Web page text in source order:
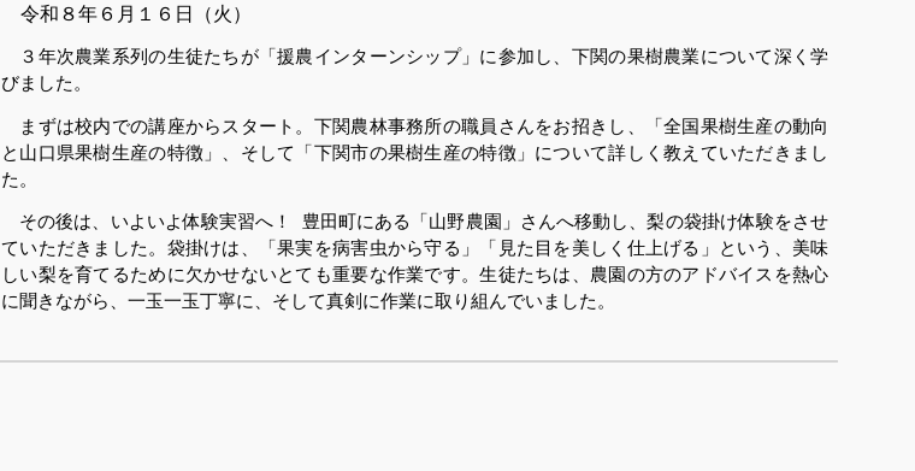
令和８年６月１６日（火）
３年次農業系列の生徒たちが「援農インターンシップ」に参加し、下関の果樹農業について深く学
びました。
まずは校内での講座からスタート。下関農林事務所の職員さんをお招きし、「全国果樹生産の動向
と山口県果樹生産の特徴」、そして「下関市の果樹生産の特徴」について詳しく教えていただきまし
た。
その後は、いよいよ体験実習へ！ 豊田町にある「山野農園」さんへ移動し、梨の袋掛け体験をさせ
ていただきました。袋掛けは、「果実を病害虫から守る」「見た目を美しく仕上げる」という、美味
しい梨を育てるために欠かせないとても重要な作業です。生徒たちは、農園の方のアドバイスを熱心
に聞きながら、一玉一玉丁寧に、そして真剣に作業に取り組んでいました。